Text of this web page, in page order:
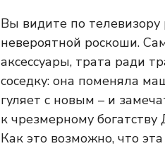
Вы видите по
невероятной роскоши.
аксессуары, трата ради
соседку: она поменяла
гуляет с новым – и
к чрезмерному
Как это возможно, что